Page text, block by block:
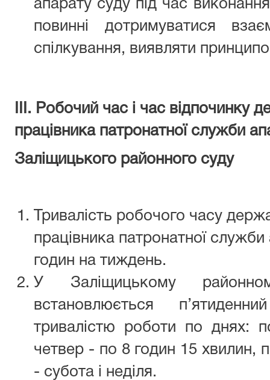
апарату суду під час
повинні дотримуватися
спілкування, виявляти
ІІІ. Робочий час і час
працівника патронатної служби
Заліщицького районного суду
Тривалість робочого часу
працівника патронатної
годин на тиждень.
У Заліщицькому
встановлюється
тривалістю роботи по днях:
четвер - по 8 годин 15 хвилин,
- субота і неділя.